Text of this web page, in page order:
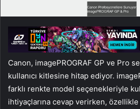
Canon, imagePROGRAF GP ve Pro
kullanıcı kitlesine hitap ediyor.
farklı renkte model seçenekleriyle
ihtiyaçlarına cevap verirken,